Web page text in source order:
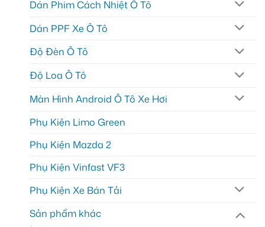
Dán Phim Cách Nhiệt Ô Tô
Dán PPF Xe Ô Tô
Độ Đèn Ô Tô
Độ Loa Ô Tô
Màn Hình Android Ô Tô Xe Hơi
Phụ Kiện Limo Green
Phụ Kiện Mazda 2
Phụ Kiện Vinfast VF3
Phụ Kiện Xe Bán Tải
Sản phẩm khác